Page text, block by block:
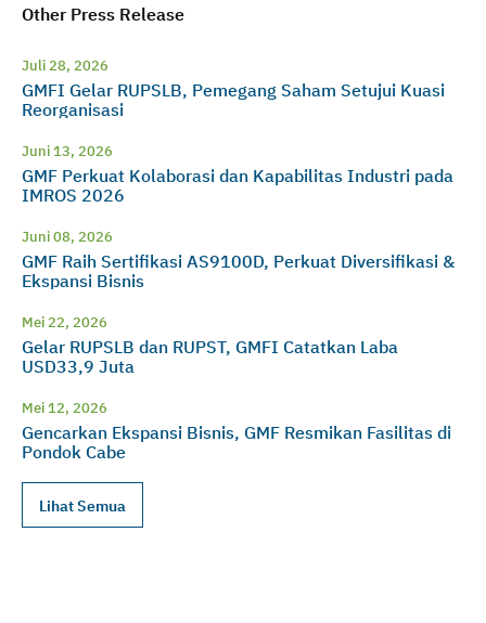
Other Press Release
Juli 28, 2026
GMFI Gelar RUPSLB, Pemegang Saham Setujui Kuasi
Reorganisasi
Juni 13, 2026
GMF Perkuat Kolaborasi dan Kapabilitas Industri pada
IMROS 2026
Juni 08, 2026
GMF Raih Sertifikasi AS9100D, Perkuat Diversifikasi &
Ekspansi Bisnis
Mei 22, 2026
Gelar RUPSLB dan RUPST, GMFI Catatkan Laba
USD33,9 Juta
Mei 12, 2026
Gencarkan Ekspansi Bisnis, GMF Resmikan Fasilitas di
Pondok Cabe
Lihat Semua